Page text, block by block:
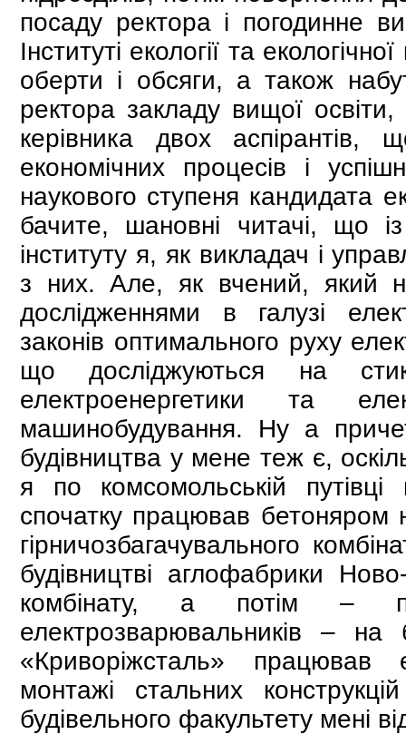
посаду ректора і погодинне
Інституті екології та
оберти і обсяги, а також
ректора закладу вищої
керівника двох аспірантів,
економічних процесів і
наукового ступеня кандидата
бачите, шановні читачі, що
інституту я, як викладач і
з них. Але, як вчений, який
дослідженнями в галузі
законів оптимального руху
що досліджуються на
електроенергетики та
машинобудування. Ну а
будівництва у мене теж є,
я по комсомольській
спочатку працював бетоняром
гірничозбагачувального
будівництві аглофабрики Ново-
комбінату, а потім –
електрозварювальників – на
«Криворіжсталь» працював
монтажі стальних
будівельного факультету мені